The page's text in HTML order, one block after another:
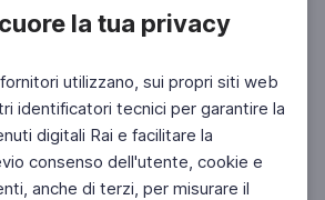
la tua privacy
utilizzano, sui propri siti web
identificatori tecnici per garantire la
digitali Rai e facilitare la
consenso dell'utente, cookie e
anche di terzi, per misurare il